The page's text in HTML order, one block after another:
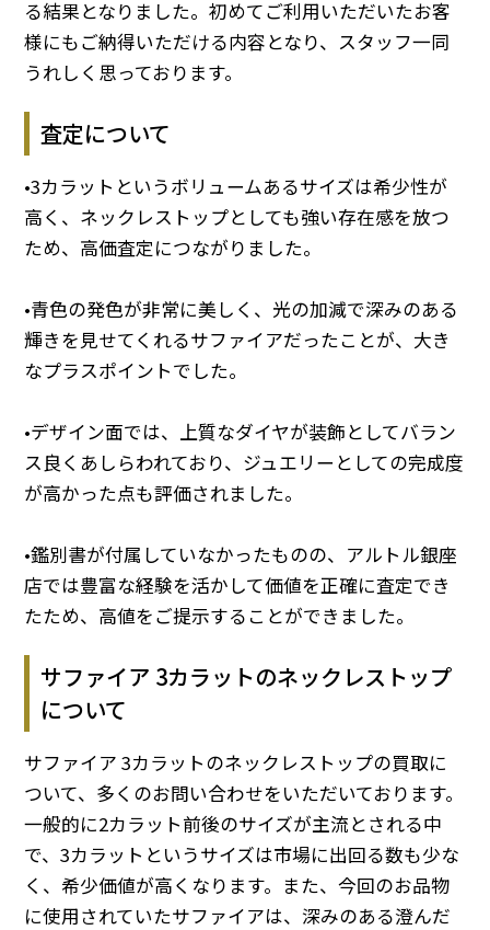
る結果となりました。初めてご利用いただいたお客
様にもご納得いただける内容となり、スタッフ一同
うれしく思っております。
査定について
•3カラットというボリュームあるサイズは希少性が
高く、ネックレストップとしても強い存在感を放つ
ため、高価査定につながりました。
•青色の発色が非常に美しく、光の加減で深みのある
輝きを見せてくれるサファイアだったことが、大き
なプラスポイントでした。
•デザイン面では、上質なダイヤが装飾としてバラン
ス良くあしらわれており、ジュエリーとしての完成度
が高かった点も評価されました。
•鑑別書が付属していなかったものの、アルトル銀座
店では豊富な経験を活かして価値を正確に査定でき
たため、高値をご提示することができました。
サファイア 3カラットのネックレストップ
について
サファイア 3カラットのネックレストップの買取に
ついて、多くのお問い合わせをいただいております。
一般的に2カラット前後のサイズが主流とされる中
で、3カラットというサイズは市場に出回る数も少な
く、希少価値が高くなります。また、今回のお品物
に使用されていたサファイアは、深みのある澄んだ